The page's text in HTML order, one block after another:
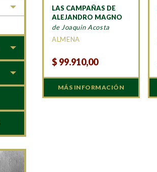
LAS CAMPAÑAS DE
ALEJANDRO MAGNO
de Joaquin Acosta
ALMENA
$ 99.910,00
MÁS INFORMACIÓN